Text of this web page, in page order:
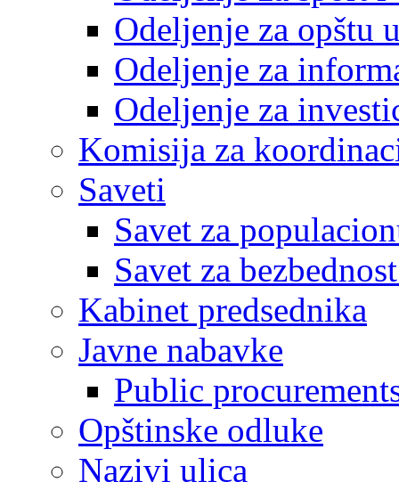
Odeljenje za opštu
Odeljenje za
Odeljenje za
Komisija za
Saveti
Savet za
Savet za
Kabinet predsednika
Javne nabavke
Public
Opštinske odluke
Nazivi ulica